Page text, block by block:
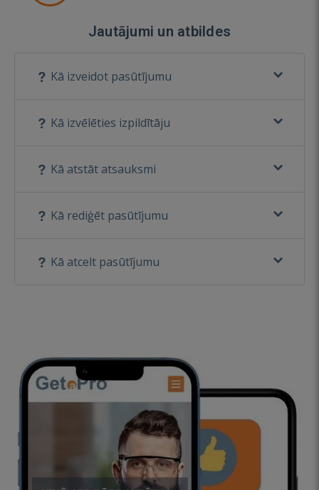
Jautājumi un atbildes
Kā izveidot pasūtījumu
Kā izvēlēties izpildītāju
Kā atstāt atsauksmi
Kā rediģēt pasūtījumu
Kā atcelt pasūtījumu